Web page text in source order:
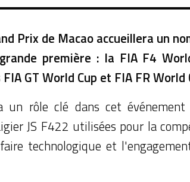
Prix de Macao accueillera un
première : la FIA F4
GT World Cup et FIA FR World
rôle clé dans cet
JS F422 utilisées pour la
technologique et